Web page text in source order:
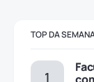
TOP DA